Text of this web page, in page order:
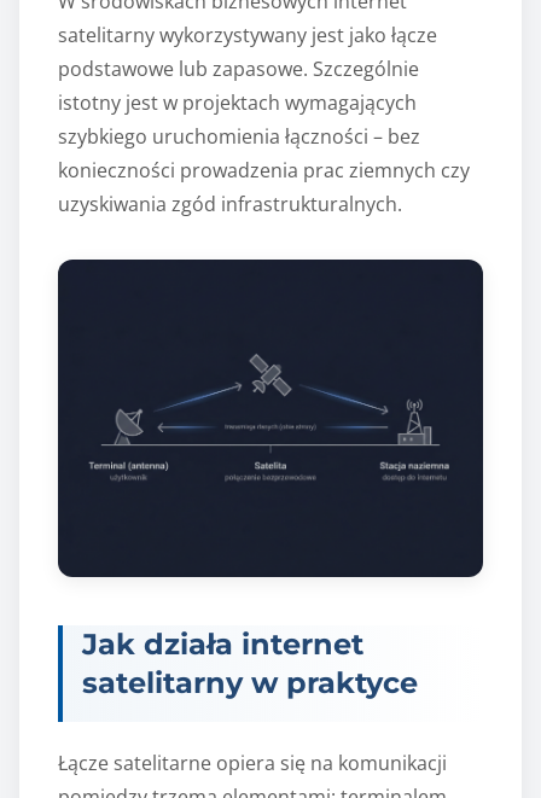
satelitarny wykorzystywany jest jako łącze
podstawowe lub zapasowe. Szczególnie
istotny jest w projektach wymagających
szybkiego uruchomienia łączności – bez
konieczności prowadzenia prac ziemnych czy
uzyskiwania zgód infrastrukturalnych.
Jak działa internet
satelitarny w praktyce
Łącze satelitarne opiera się na komunikacji